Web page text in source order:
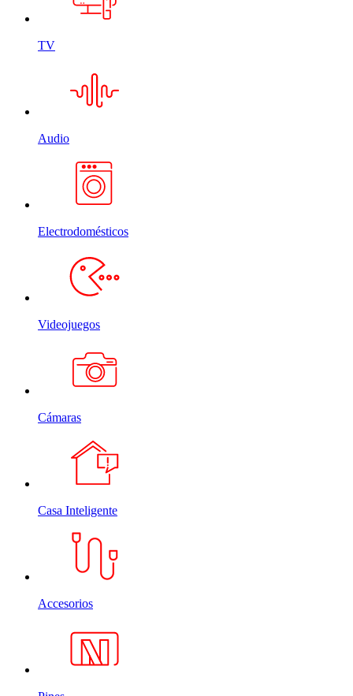
TV
Audio
Electrodomésticos
Videojuegos
Cámaras
Casa Inteligente
Accesorios